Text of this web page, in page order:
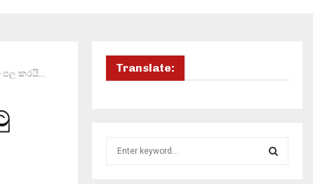
පල කරයි…
Translate: